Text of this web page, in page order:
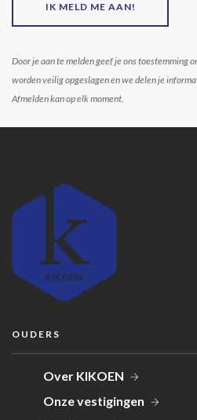
IK MELD ME AAN!
Door je aan te melden geef je ons toestemming
worden veilig opgeslagen en we delen je
Afmelden kan op elk moment.
OUDERS
Over KIKOEN
Onze vestigingen